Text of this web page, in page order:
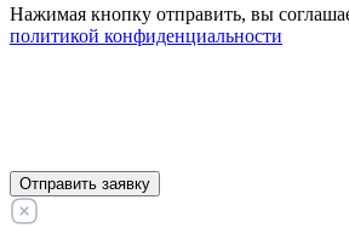
Нажимая кнопку отправить, вы
политикой конфиденциальности
Отправить заявку